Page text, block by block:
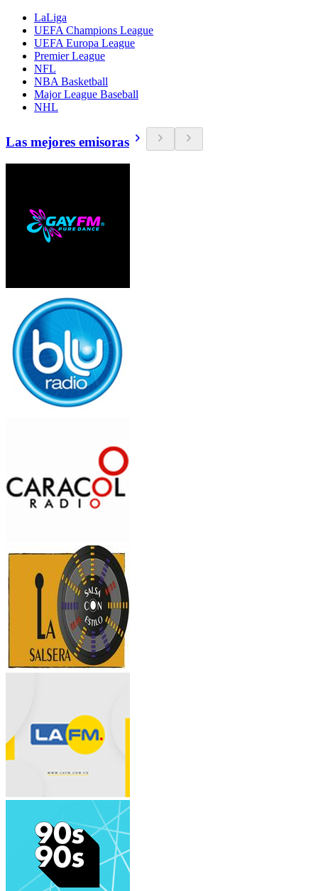
LaLiga
UEFA Champions League
UEFA Europa League
Premier League
NFL
NBA Basketball
Major League Baseball
NHL
Las mejores emisoras